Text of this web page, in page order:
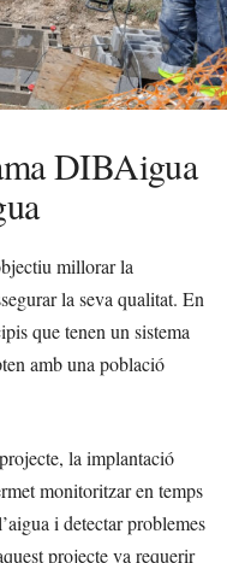
DIBAigua
millorar la
la seva qualitat. En
que tenen un sistema
amb una població
la implantació
monitoritzar en temps
i detectar problemes
projecte va requerir